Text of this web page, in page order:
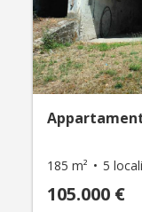
185 m² 5 locali
105.000 €